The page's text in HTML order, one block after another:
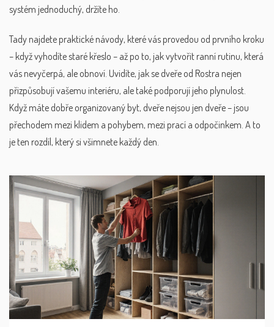
systém jednoduchý, držíte ho.
Tady najdete praktické návody, které vás provedou od prvního kroku
– když vyhodíte staré křeslo – až po to, jak vytvořit ranní rutinu, která
vás nevyčerpá, ale obnoví. Uvidíte, jak se dveře od Rostra nejen
přizpůsobují vašemu interiéru, ale také podporují jeho plynulost.
Když máte dobře organizovaný byt, dveře nejsou jen dveře – jsou
přechodem mezi klidem a pohybem, mezi prací a odpočinkem. A to
je ten rozdíl, který si všimnete každý den.